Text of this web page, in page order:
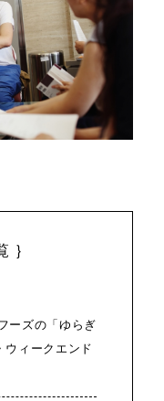
｝
ーズの「ゆらぎ
ィークエンド